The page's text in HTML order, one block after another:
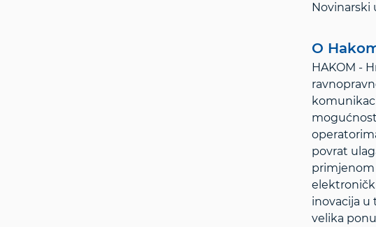
Novinarski
O
HAKOM -
povrat
primjenom
inovacija u
velika